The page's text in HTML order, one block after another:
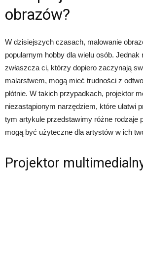
obrazów?
W dzisiejszych czasach, malowanie
popularnym hobby dla wielu osób. Jednak
zwłaszcza ci, którzy dopiero zaczynają
malarstwem, mogą mieć trudności z
płótnie. W takich przypadkach, projektor
niezastąpionym narzędziem, które ułatwi
tym artykule przedstawimy różne rodzaje
mogą być użyteczne dla artystów w ich
Projektor